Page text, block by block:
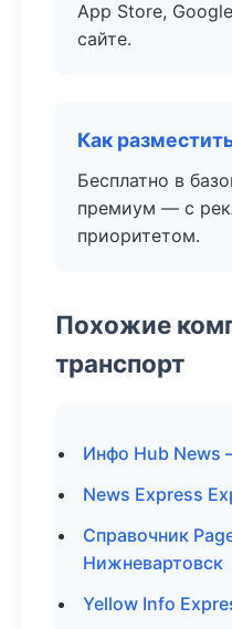
App Store,
сайте.
Как
Бесплатно в
премиум — с
приоритетом.
Похожие
транспорт
Инфо Hub
News Express
Справочник
Нижневартовск
Yellow Info